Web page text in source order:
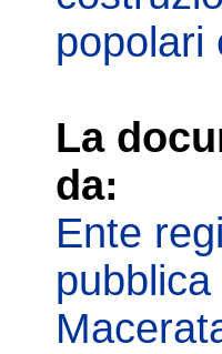
popolari
La
da:
Ente